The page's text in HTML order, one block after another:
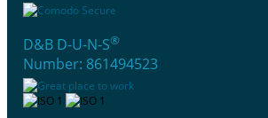
D&B D-U-N-S®
Number: 861494523